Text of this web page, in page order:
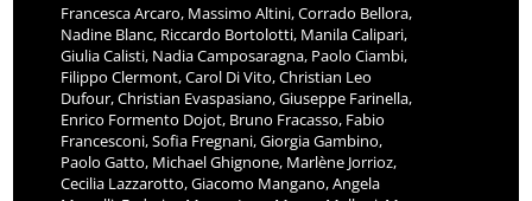
Francesca Arcaro, Massimo Altini, Corrado Bellora,
Nadine Blanc, Riccardo Bortolotti, Manila Calipari,
Giulia Calisti, Nadia Camposaragna, Paolo Ciambi,
Filippo Clermont, Carol Di Vito, Christian Leo
Dufour, Christian Evaspasiano, Giuseppe Farinella,
Enrico Formento Dojot, Bruno Fracasso, Fabio
Francesconi, Sofia Fregnani, Giorgia Gambino,
Paolo Gatto, Michael Ghignone, Marlène Jorrioz,
Cecilia Lazzarotto, Giacomo Mangano, Angela